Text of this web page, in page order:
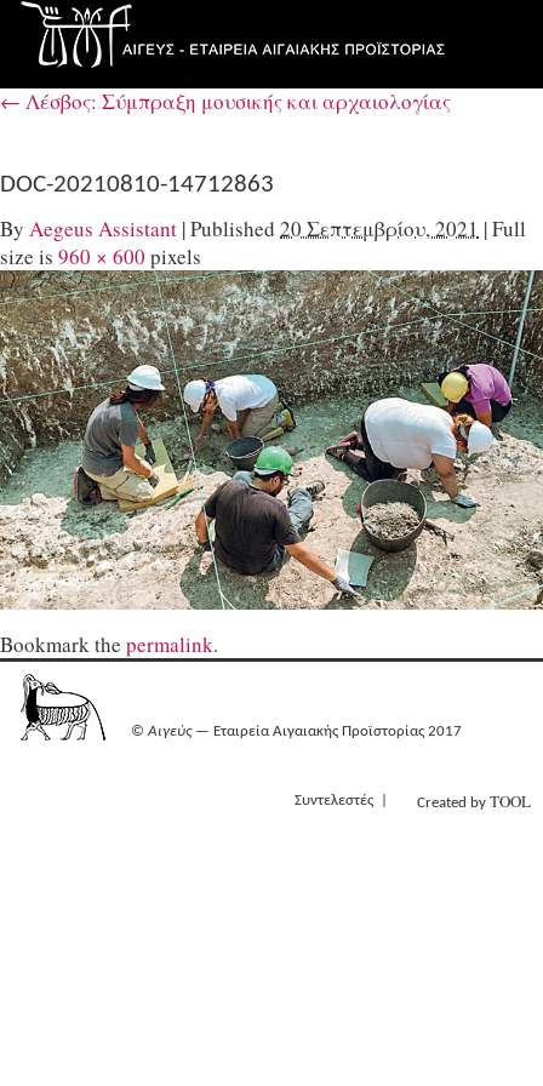
← Λέσβος: Σύμπραξη μουσικής και αρχαιολογίας
DOC-20210810-14712863
By Aegeus Assistant |Published 20 Σεπτεμβρίου, 2021 |Full
size is 960 × 600 pixels
Bookmark the permalink.
©Αιγεύς— Εταιρεία Αιγαιακής Προϊστορίας 2017
Συντελεστές Created by TOOL